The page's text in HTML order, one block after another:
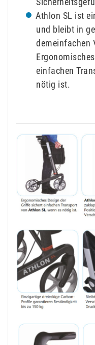
Athlon SL ist
und bleibt in
demeinfachen
einfachen
nötig ist.